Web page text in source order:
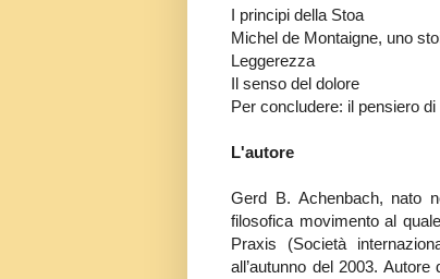
I principi della Stoa
Michel de Montaigne, uno
Leggerezza
Il senso del dolore
Per concludere: il pensiero
L'autore
Gerd B. Achenbach, nato
filosofica movimento al
Praxis (Società
all’autunno del 2003.